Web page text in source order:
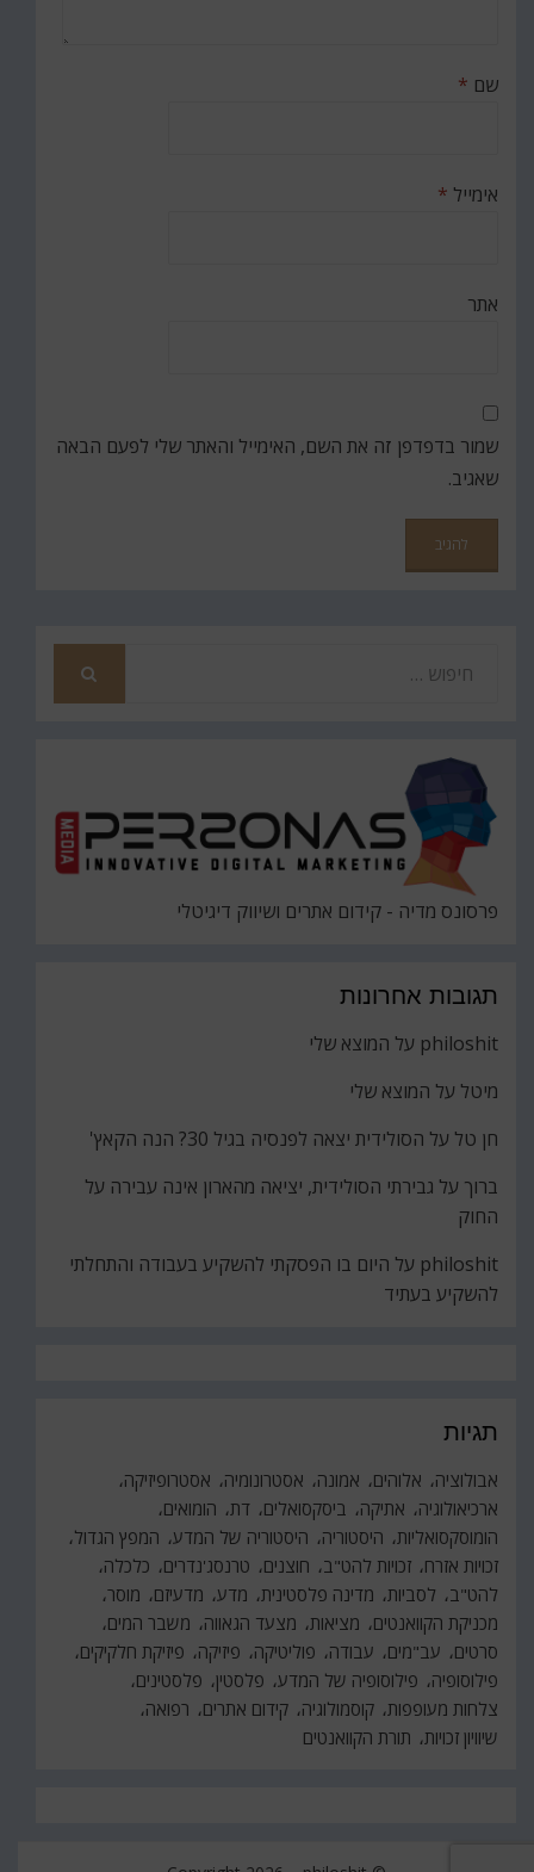
שם *
אימייל *
אתר
שמור בדפדפן זה את השם, האימייל והאתר שלי לפעם הבאה
שאגיב.
פרסונס מדיה - קידום אתרים ושיווק דיגיטלי
תגובות אחרונות
philoshit על המוצא שלי
מיטל על המוצא שלי
חן טל על הסולידית יצאה לפנסיה בגיל 30? הנה הקאץ'
ברוך על גבירתי הסולידית, יציאה מהארון אינה עבירה על
החוק
philoshit על היום בו הפסקתי להשקיע בעבודה והתחלתי
להשקיע בעתיד
תגיות
אבולוציה אלוהים אמונה אסטרונומיה
אסטרופיזיקה
ארכיאולוגיה
אתיקה ביסקסואלים דת הומואים
הומוסקסואליות היסטוריה היסטוריה של המדע המפץ הגדול
זכויות אזרח זכויות להט"ב חוצנים טרנסג'נדרים
כלכלה
להט"ב
לסביות מדינה פלסטינית מדע מדעיזם
מוסר
מכניקת הקוואנטים
מציאות מצעד הגאווה
משבר המים
סרטים
עב"מים עבודה פוליטיקה פיזיקה
פיזיקת חלקיקים
פילוסופיה
פילוסופיה של המדע פלסטין פלסטינים
צלחות מעופפות קוסמולוגיה קידום אתרים
רפואה
שיוויון זכויות תורת הקוואנטים